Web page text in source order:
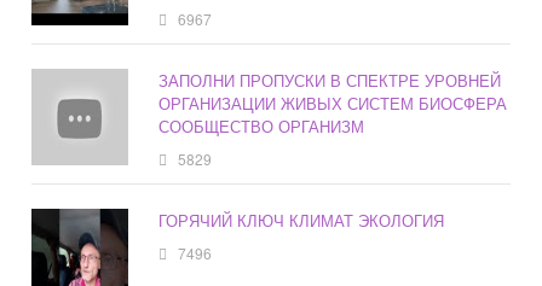
6967
ЗАПОЛНИ ПРОПУСКИ В СПЕКТРЕ УРОВНЕЙ
ОРГАНИЗАЦИИ ЖИВЫХ СИСТЕМ БИОСФЕРА
СООБЩЕСТВО ОРГАНИЗМ
5829
ГОРЯЧИЙ КЛЮЧ КЛИМАТ ЭКОЛОГИЯ
7496